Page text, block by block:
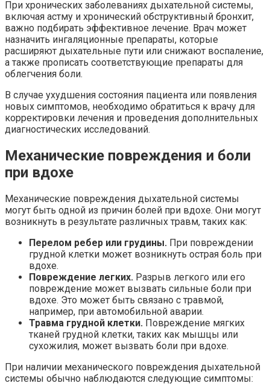
При хронических заболеваниях дыхательной системы,
включая астму и хронический обструктивный бронхит,
важно подбирать эффективное лечение. Врач может
назначить ингаляционные препараты, которые
расширяют дыхательные пути или снижают воспаление,
а также прописать соответствующие препараты для
облегчения боли.
В случае ухудшения состояния пациента или появления
новых симптомов, необходимо обратиться к врачу для
корректировки лечения и проведения дополнительных
диагностических исследований.
Механические повреждения и боли
при вдохе
Механические повреждения дыхательной системы
могут быть одной из причин болей при вдохе. Они могут
возникнуть в результате различных травм, таких как:
Перелом ребер или грудины. При повреждении
грудной клетки может возникнуть острая боль при
вдохе.
Повреждение легких. Разрыв легкого или его
повреждение может вызвать сильные боли при
вдохе. Это может быть связано с травмой,
например, при автомобильной аварии.
Травма грудной клетки. Повреждение мягких
тканей грудной клетки, таких как мышцы или
сухожилия, может вызвать боли при вдохе.
При наличии механического повреждения дыхательной
системы обычно наблюдаются следующие симптомы: